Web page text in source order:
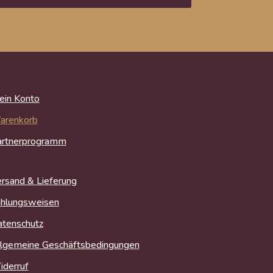
Konto
& Lieferung
Geschäftsbedingungen